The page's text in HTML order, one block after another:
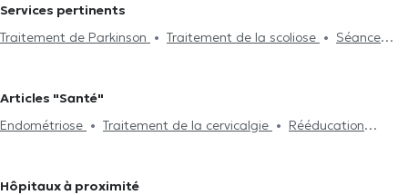
Woluwe-Saint-Pierre
Kinésithérapeutes à Nivelles
Kinésithérapeutes à Braine-Le-
Saint-Genèse
Kinésithérapeutes à Lessines
Kinésithérapeutes
Kinésithérapeutes à Jette
Services pertinents
Traitement de Parkinson
Traitement de la scoliose
Séance
cervicalgie
Réflexologie plantaire
Rééducation respiratoire
Rééducation abdominale
Post-
Articles "Santé"
Endométriose
Traitement de la cervicalgie
Rééducation
Hôpitaux à proximité